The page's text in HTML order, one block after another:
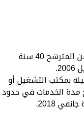
40 سنة
بمكتب التشغيل أو
مدة الخدمات في حدود